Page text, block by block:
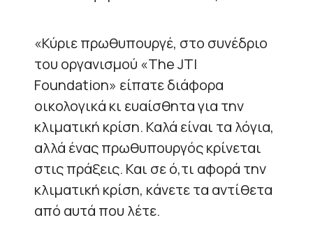
«Κύριε πρωθυπουργέ, στο συνέδριο
του οργανισμού «The JTI
Foundation» είπατε διάφορα
οικολογικά κι ευαίσθητα για την
κλιματική κρίση. Καλά είναι τα λόγια,
αλλά ένας πρωθυπουργός κρίνεται
στις πράξεις. Και σε ό,τι αφορά την
κλιματική κρίση, κάνετε τα αντίθετα
από αυτά που λέτε.